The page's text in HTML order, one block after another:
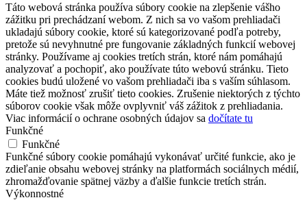
Táto webová stránka používa súbory cookie na zlepšenie vášho
zážitku pri prechádzaní webom. Z nich sa vo vašom prehliadači
ukladajú súbory cookie, ktoré sú kategorizované podľa potreby,
pretože sú nevyhnutné pre fungovanie základných funkcií webovej
stránky. Používame aj cookies tretích strán, ktoré nám pomáhajú
analyzovať a pochopiť, ako používate túto webovú stránku. Tieto
cookies budú uložené vo vašom prehliadači iba s vaším súhlasom.
Máte tiež možnosť zrušiť tieto cookies. Zrušenie niektorých z týchto
súborov cookie však môže ovplyvniť váš zážitok z prehliadania.
Viac informácií o ochrane osobných údajov sa dočítate tu
Funkčné
Funkčné
Funkčné súbory cookie pomáhajú vykonávať určité funkcie, ako je
zdieľanie obsahu webovej stránky na platformách sociálnych médií,
zhromažďovanie spätnej väzby a ďalšie funkcie tretích strán.
Výkonnostné